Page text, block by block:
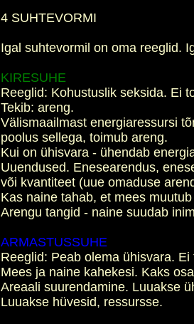
4 SUHTEVORMI
Igal suhtevormil on oma reeglid.
KIRESUHE
Reeglid: Kohustuslik seksida. Ei
Tekib: areng.
Välismaailmast energiaressursi
poolus sellega, toimub areng.
Kui on ühisvara - ühendab
Uuendused. Enesearendus,
või kvantiteet (uue omaduse
Kas naine tahab, et mees
Arengu tangid - naine suudab
ARMASTUSSUHE
Reeglid: Peab olema ühisvara.
Mees ja naine kahekesi. Kaks
Areaali suurendamine. Luuakse
Luuakse hüvesid, ressursse.